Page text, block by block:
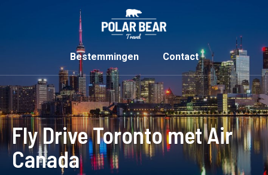
Bestemmingen Contact
Fly Drive Toronto met Air
Canada